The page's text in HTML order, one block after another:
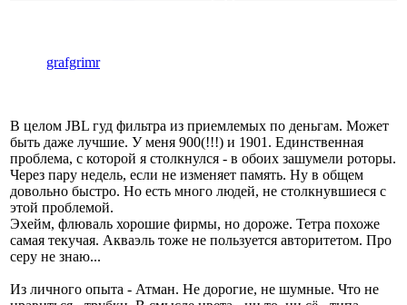
grafgrimr
В целом JBL гуд фильтра из приемлемых по деньгам. Может
быть даже лучшие. У меня 900(!!!) и 1901. Единственная
проблема, с которой я столкнулся - в обоих зашумели роторы.
Через пару недель, если не изменяет память. Ну в общем
довольно быстро. Но есть много людей, не столкнувшиеся с
этой проблемой.
Эхейм, флюваль хорошие фирмы, но дороже. Тетра похоже
самая текучая. Акваэль тоже не пользуется авторитетом. Про
серу не знаю...
Из личного опыта - Атман. Не дорогие, не шумные. Что не